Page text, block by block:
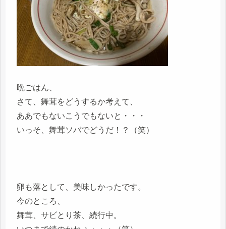
晩ごはん、
さて、舞茸をどうするか考えて、
ああでもないこうでもないと・・・
いっそ、舞茸ソバでどうだ！？（笑）
卵も落として、美味しかったです。
今のところ、
舞茸、サビとり茶、続行中。